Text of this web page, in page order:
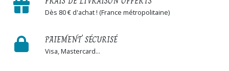
Dès 80 € d'achat ! (France métropolitaine)
PAIEMENT SÉCURISÉ
Visa, Mastercard...